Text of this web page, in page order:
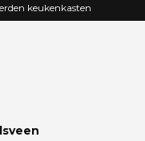
keukenkasten